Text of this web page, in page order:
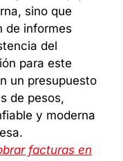
sino que
de informes
del
para este
un presupuesto
de pesos,
y moderna
facturas en